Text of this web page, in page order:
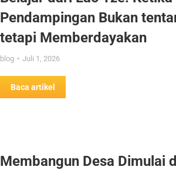
Pendampingan Bukan
tetapi Memberdayakan
blog Juli 1, 2026
Baca artikel
Membangun Desa Dimulai